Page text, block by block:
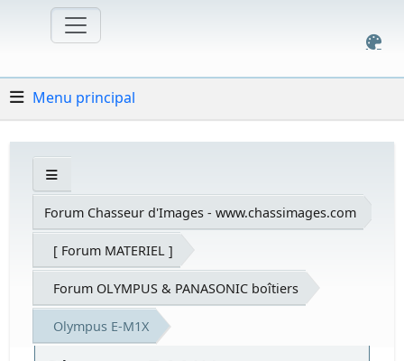
Menu principal
Forum Chasseur d'Images - www.chassimages.com
[ Forum MATERIEL ]
Forum OLYMPUS & PANASONIC boîtiers
Olympus E-M1X